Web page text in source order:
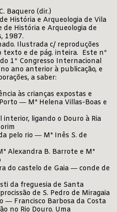
Baquero (dir.)
História e Arqueologia de Vila
de História e Arqueologia de
1987.
Ilustrada c/ reproduções
texto e de pág. inteira. Este nº
1º Congresso Internacional
ano anterior à publicação, e
a saber:
às crianças expostas e
― Mª Helena Villas-Boas e
ligando o Douro à Ria
pelo rio ― Mª Inês S. de
Alexandra B. Barrote e Mª
do castelo de Gaia ― conde de
da freguesia de Santa
de S. Pedro de Miragaia
― Francisco Barbosa da Costa
no Rio Douro. Uma